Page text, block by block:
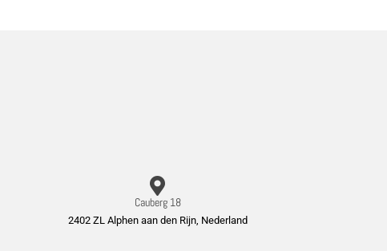
Cauberg 18
2402 ZL Alphen aan den Rijn, Nederland